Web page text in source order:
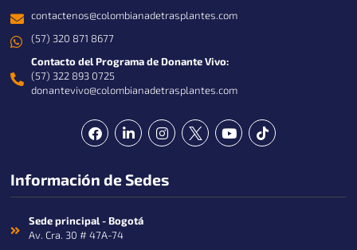
contactenos@colombianadetrasplantes.com
(57) 320 871 8677
Contacto del Programa de Donante Vivo:
(57) 322 893 0725
donantevivo@colombianadetrasplantes.com
F
a
b
o
k
L
i
e
d
n
I
n
a
g
Y
o
b
T
i
k
Información de Sedes
Sede principal - Bogotá
Av. Cra. 30 # 47A-74